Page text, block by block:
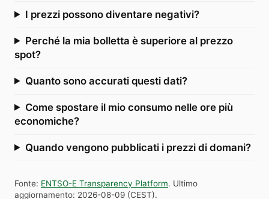
I prezzi possono diventare negativi?
Perché la mia bolletta è superiore al prezzo
spot?
Quanto sono accurati questi dati?
Come spostare il mio consumo nelle ore più
economiche?
Quando vengono pubblicati i prezzi di domani?
Fonte: ENTSO-E Transparency Platform. Ultimo
aggiornamento: 2026-08-09 (CEST).